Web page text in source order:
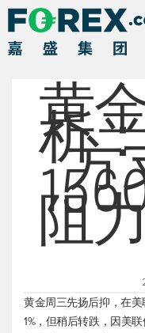
黄
析方
阻
黄金周三先扬后抑，在
1%，但稍后转跌，因美